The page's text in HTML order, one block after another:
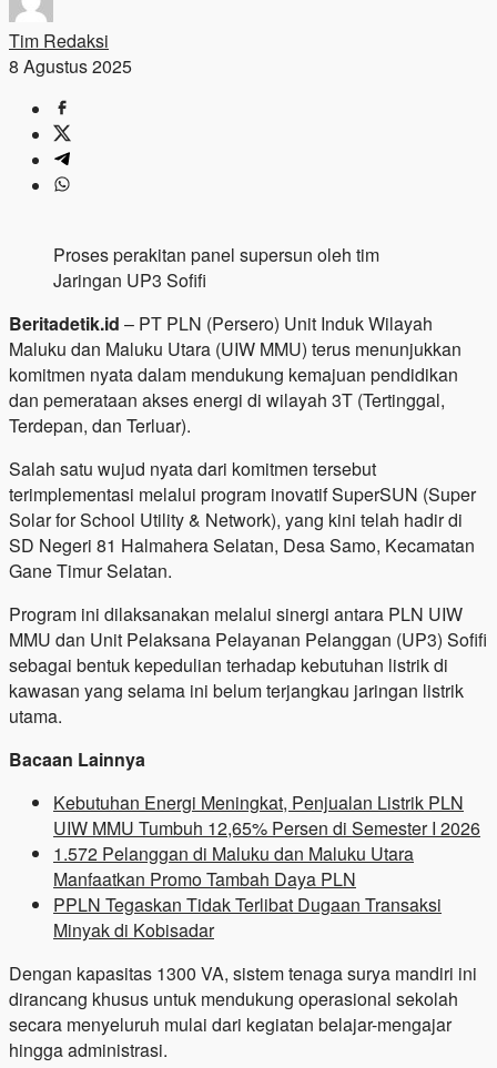
Tim Redaksi
8 Agustus 2025
Proses perakitan panel supersun oleh tim
Jaringan UP3 Sofifi
Beritadetik.id – PT PLN (Persero) Unit Induk Wilayah
Maluku dan Maluku Utara (UIW MMU) terus menunjukkan
komitmen nyata dalam mendukung kemajuan pendidikan
dan pemerataan akses energi di wilayah 3T (Tertinggal,
Terdepan, dan Terluar).
Salah satu wujud nyata dari komitmen tersebut
terimplementasi melalui program inovatif SuperSUN (Super
Solar for School Utility & Network), yang kini telah hadir di
SD Negeri 81 Halmahera Selatan, Desa Samo, Kecamatan
Gane Timur Selatan.
Program ini dilaksanakan melalui sinergi antara PLN UIW
MMU dan Unit Pelaksana Pelayanan Pelanggan (UP3) Sofifi
sebagai bentuk kepedulian terhadap kebutuhan listrik di
kawasan yang selama ini belum terjangkau jaringan listrik
utama.
Bacaan Lainnya
Kebutuhan Energi Meningkat, Penjualan Listrik PLN
UIW MMU Tumbuh 12,65% Persen di Semester I 2026
1.572 Pelanggan di Maluku dan Maluku Utara
Manfaatkan Promo Tambah Daya PLN
PPLN Tegaskan Tidak Terlibat Dugaan Transaksi
Minyak di Kobisadar
Dengan kapasitas 1300 VA, sistem tenaga surya mandiri ini
dirancang khusus untuk mendukung operasional sekolah
secara menyeluruh mulai dari kegiatan belajar-mengajar
hingga administrasi.